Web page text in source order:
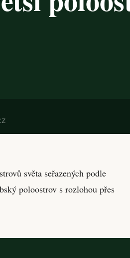
světa seřazených podle
poloostrov s rozlohou přes